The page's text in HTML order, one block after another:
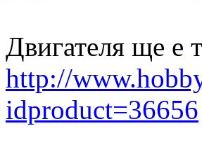
Двигателя ще е
http://
idproduct=36656